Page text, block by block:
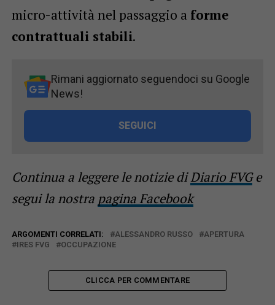
micro-attività nel passaggio a forme
contrattuali stabili.
Rimani aggiornato seguendoci su Google
News!
SEGUICI
Continua a leggere le notizie diDiario FVGe
segui la nostra pagina Facebook
ARGOMENTI CORRELATI: ALESSANDRO RUSSO
APERTURA
IRES FVG
OCCUPAZIONE
CLICCA PER COMMENTARE